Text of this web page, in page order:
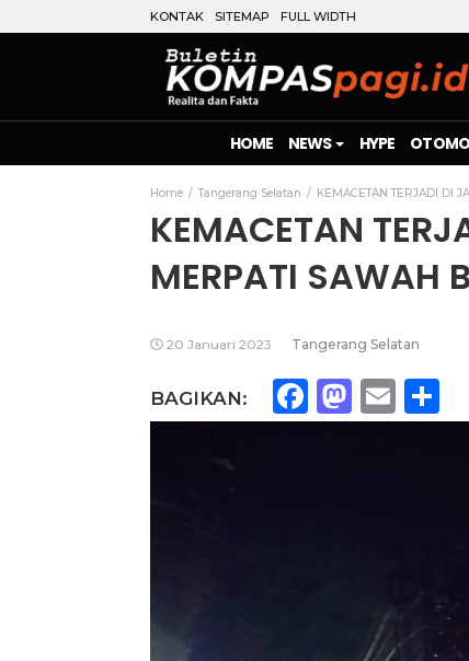
KONTAK SITEMAP FULL WIDTH
HOME NEWS HYPE
Home Tangerang Selatan KEMACETAN TERJADI DI
KEMACETAN
MERPATI SAWAH
20 Januari 2023 Tangerang Selatan
BAGIKAN: Facebook